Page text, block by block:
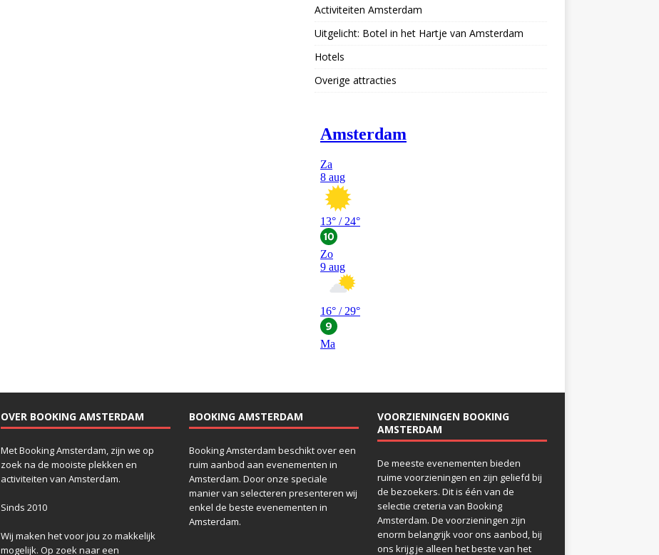
Activiteiten Amsterdam
Uitgelicht: Botel in het Hartje van Amsterdam
Hotels
Overige attracties
OVER BOOKING AMSTERDAM
Met Booking Amsterdam, zijn we op
zoek na de mooiste plekken en
activiteiten van Amsterdam.
Sinds 2010
Wij maken het voor jou zo makkelijk
mogelijk. Op zoek naar een
BOOKING AMSTERDAM
Booking Amsterdam beschikt over een
ruim aanbod aan evenementen in
Amsterdam. Door onze speciale
manier van selecteren presenteren wij
enkel de beste evenementen in
Amsterdam.
VOORZIENINGEN BOOKING
AMSTERDAM
De meeste evenementen bieden
ruime voorzieningen en zijn geliefd bij
de bezoekers. Dit is één van de
selectie creteria van Booking
Amsterdam. De voorzieningen zijn
enorm belangrijk voor ons aanbod, bij
ons krijg je alleen het beste van het